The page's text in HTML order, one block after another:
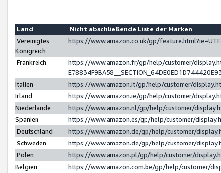
Land
Nicht abschließende Liste der Marken
Vereinigtes
Königreich
https://www.amazon.co.uk/gp/
Frankreich
https://www.amazon.fr/gp/help/customer/
Italien
https://www.amazon.it/gp/help/customer/
Irland
https://www.amazon.ie/gp/help/customer/
Niederlande
https://www.amazon.nl/gp/help/customer/
Spanien
https://www.amazon.es/gp/help/customer/
Deutschland
https://www.amazon.de/gp/help/customer/
Schweden
https://www.amazon.de/gp/help/customer/
Polen
https://www.amazon.pl/gp/help/customer/
Belgien
https://www.amazon.com.be/gp/help/customer/